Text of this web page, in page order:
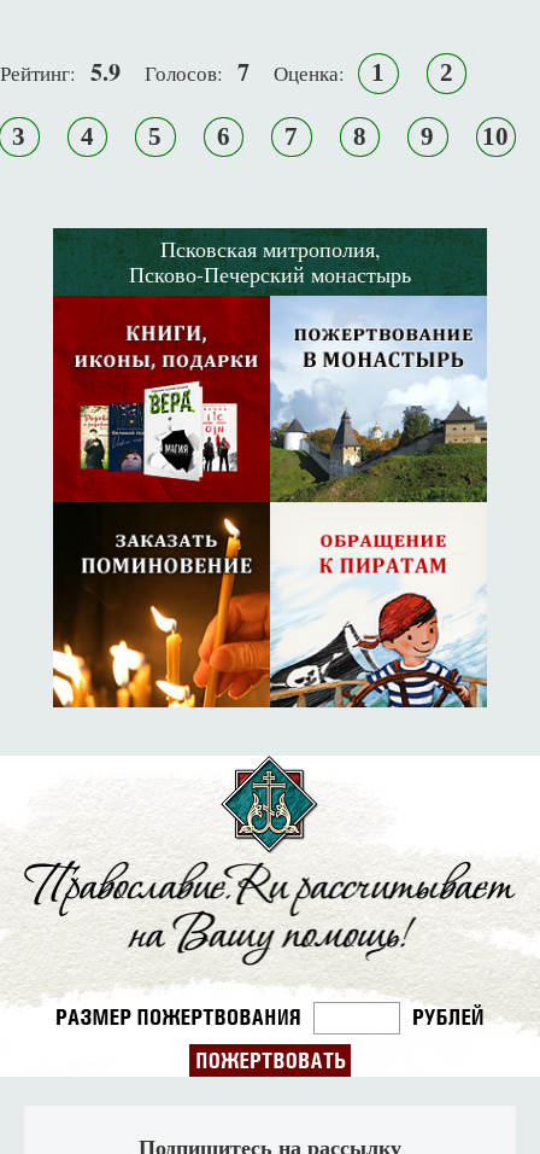
Рейтинг: 5.9 Голосов: 7 Оценка: 1 2
3 4 5 6 7 8 9 10
Псковская митрополия,
Псково-Печерский монастырь
Подпишитесь на рассылку